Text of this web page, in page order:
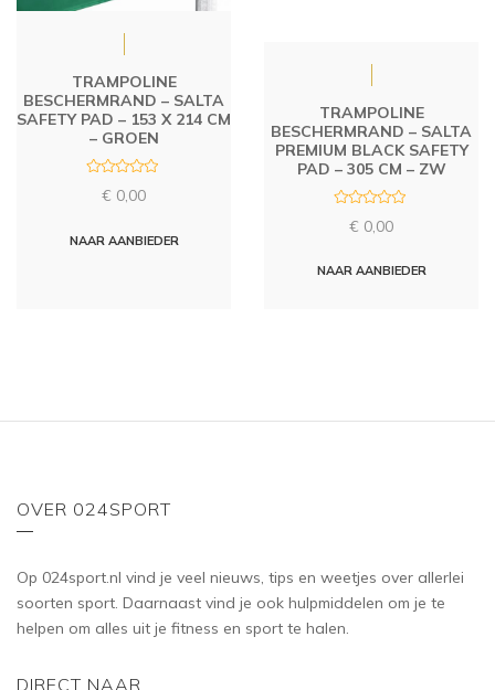
TRAMPOLINE
BESCHERMRAND – SALTA
SAFETY PAD – 153 X 214 CM
– GROEN
d
€ 0,00
NAAR AANBIEDER
TRAMPOLINE
BESCHERMRAND – SALTA
PREMIUM BLACK SAFETY
PAD – 305 CM – ZW
d
€ 0,00
NAAR AANBIEDER
OVER 024SPORT
Op 024sport.nl vind je veel nieuws, tips en weetjes over allerlei
soorten sport. Daarnaast vind je ook hulpmiddelen om je te
helpen om alles uit je fitness en sport te halen.
DIRECT NAAR